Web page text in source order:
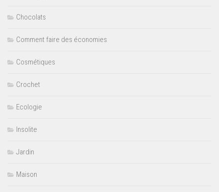
Chocolats
Comment faire des économies
Cosmétiques
Crochet
Ecologie
Insolite
Jardin
Maison